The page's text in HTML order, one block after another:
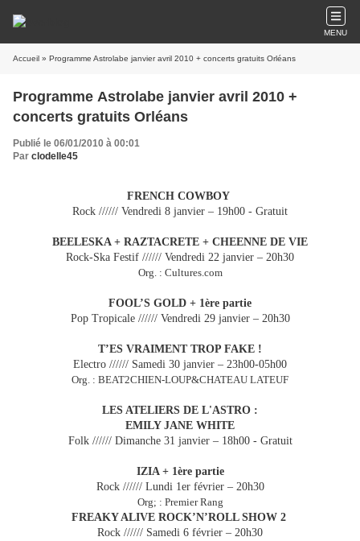
MENU
Accueil » Programme Astrolabe janvier avril 2010 + concerts gratuits Orléans
Programme Astrolabe janvier avril 2010 +
concerts gratuits Orléans
Publié le 06/01/2010 à 00:01
Par clodelle45
FRENCH COWBOY
Rock ////// Vendredi 8 janvier – 19h00 - Gratuit
BEELESKA + RAZTACRETE + CHEENNE DE VIE
Rock-Ska Festif ////// Vendredi 22 janvier – 20h30
Org. : Cultures.com
FOOL’S GOLD + 1ère partie
Pop Tropicale ////// Vendredi 29 janvier – 20h30
T’ES VRAIMENT TROP FAKE !
Electro ////// Samedi 30 janvier – 23h00-05h00
Org. : BEAT2CHIEN-LOUP&CHATEAU LATEUF
LES ATELIERS DE L'ASTRO :
EMILY JANE WHITE
Folk ////// Dimanche 31 janvier – 18h00 - Gratuit
IZIA + 1ère partie
Rock ////// Lundi 1er février – 20h30
Org; : Premier Rang
FREAKY ALIVE ROCK’N’ROLL SHOW 2
Rock ////// Samedi 6 février – 20h30